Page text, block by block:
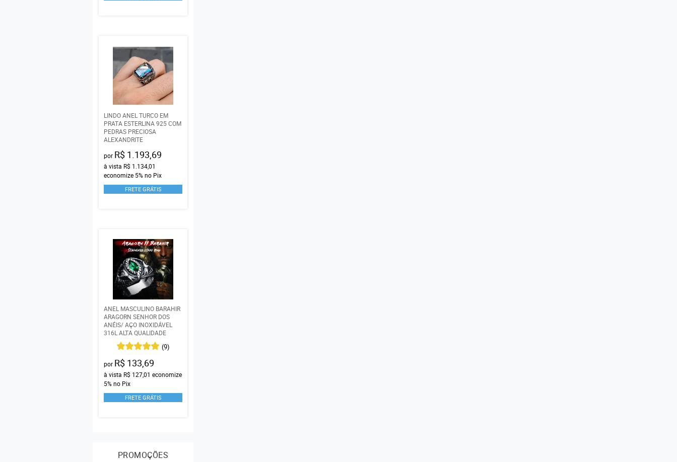
LINDO ANEL TURCO EM
PRATA ESTERLINA 925 COM
PEDRAS PRECIOSA
ALEXANDRITE
por R$ 1.193,69
à vista R$ 1.134,01
economize 5% no Pix
FRETE GRÁTIS
ANEL MASCULINO BARAHIR
ARAGORN SENHOR DOS
ANÉIS/ AÇO INOXIDÁVEL
316L ALTA QUALIDADE
(9)
por R$ 133,69
à vista R$ 127,01 economize
5% no Pix
FRETE GRÁTIS
PROMOÇÕES